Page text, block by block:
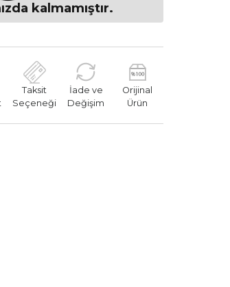
kalmamıştır.
Taksit
Seçeneği
İade ve
Değişim
Orijinal
Ürün